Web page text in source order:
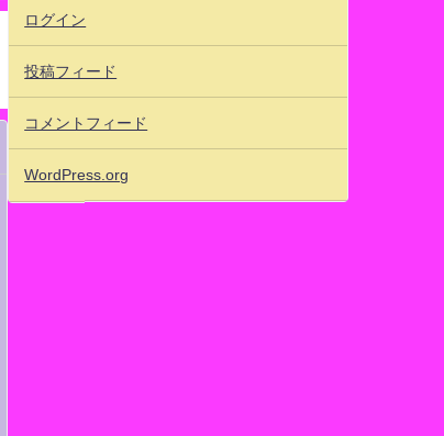
ログイン
投稿フィード
コメントフィード
WordPress.org